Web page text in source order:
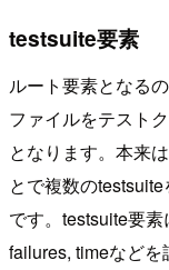
testsuite要素
ルート要素となる
ファイルをテスト
となります。本来
とで複数の
です。testsuite要
failures, timeなどを